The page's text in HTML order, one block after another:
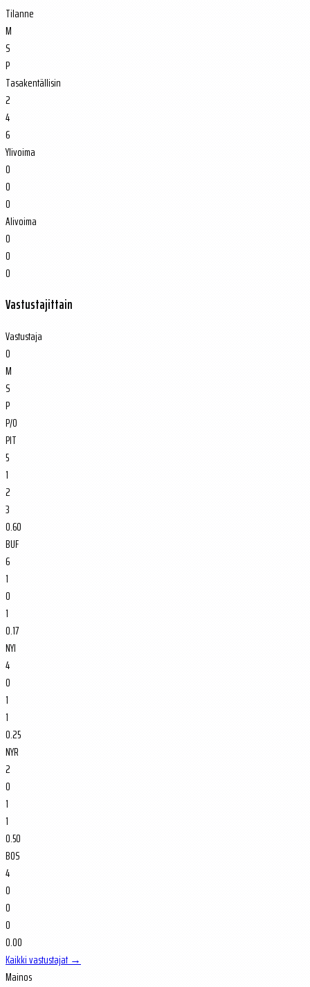
Tilanne
M
S
P
Tasakentällisin
2
4
6
Ylivoima
0
0
0
Alivoima
0
0
0
Vastustajittain
Vastustaja
O
M
S
P
P/O
PIT
5
1
2
3
0.60
BUF
6
1
0
1
0.17
NYI
4
0
1
1
0.25
NYR
2
0
1
1
0.50
BOS
4
0
0
0
0.00
Kaikki vastustajat →
Mainos